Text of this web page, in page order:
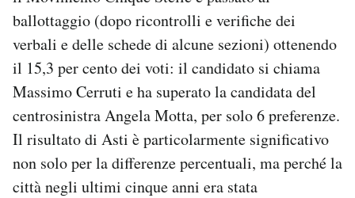
ballottaggio (dopo ricontrolli e verifiche dei
verbali e delle schede di alcune sezioni) ottenendo
il 15,3 per cento dei voti: il candidato si chiama
Massimo Cerruti e ha superato la candidata del
centrosinistra Angela Motta, per solo 6 preferenze.
Il risultato di Asti è particolarmente significativo
non solo per la differenze percentuali, ma perché la
città negli ultimi cinque anni era stata